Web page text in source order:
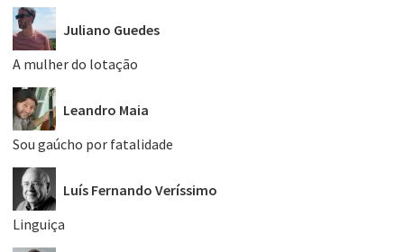
Juliano Guedes
A mulher do lotação
Leandro Maia
Sou gaúcho por fatalidade
Luís Fernando Veríssimo
Linguiça